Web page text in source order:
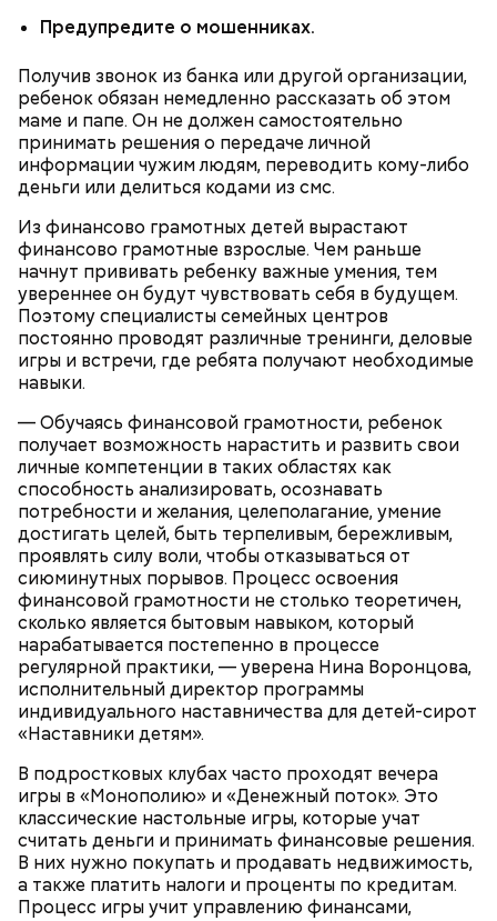
Предупредите о мошенниках.
Получив звонок из банка или другой организации,
ребенок обязан немедленно рассказать об этом
маме и папе. Он не должен самостоятельно
принимать решения о передаче личной
информации чужим людям, переводить кому-либо
деньги или делиться кодами из смс.
Из финансово грамотных детей вырастают
финансово грамотные взрослые. Чем раньше
начнут прививать ребенку важные умения, тем
увереннее он будут чувствовать себя в будущем.
Поэтому специалисты семейных центров
постоянно проводят различные тренинги, деловые
игры и встречи, где ребята получают необходимые
навыки.
— Обучаясь финансовой грамотности, ребенок
получает возможность нарастить и развить свои
личные компетенции в таких областях как
способность анализировать, осознавать
потребности и желания, целеполагание, умение
достигать целей, быть терпеливым, бережливым,
проявлять силу воли, чтобы отказываться от
сиюминутных порывов. Процесс освоения
финансовой грамотности не столько теоретичен,
сколько является бытовым навыком, который
нарабатывается постепенно в процессе
регулярной практики, — уверена Нина Воронцова,
исполнительный директор программы
индивидуального наставничества для детей-сирот
«Наставники детям».
В подростковых клубах часто проходят вечера
игры в «Монополию» и «Денежный поток». Это
классические настольные игры, которые учат
считать деньги и принимать финансовые решения.
В них нужно покупать и продавать недвижимость,
а также платить налоги и проценты по кредитам.
Процесс игры учит управлению финансами,
— В дыне содержится много сахара, который
представлен фруктозой. С одной стороны — это
хорошо, потому что дает энергию. Но важно
помнить, что сладкими дынями не нужно сильно
увлекаться, так же как и арбузами, людям с
сахарным диабетом и лишним весом, —
подчеркнула доктор.
Терапевт Кондрахин назвал
продукты и напитки, которые
выводят токсины из организма
Ранние плоды, по словам врача, лучше не есть:
Чистит сосуды и защищает от
рака: чем полезен кресс-салат